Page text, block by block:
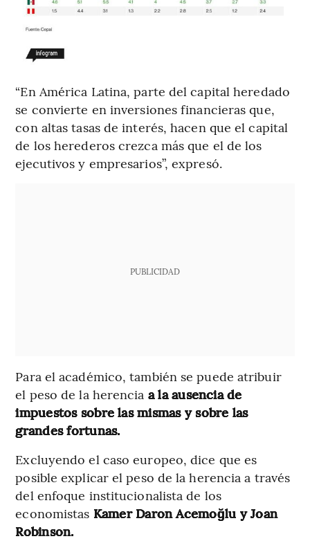
“En América Latina, parte del capital heredado
se convierte en inversiones financieras que,
con altas tasas de interés, hacen que el capital
de los herederos crezca más que el de los
ejecutivos y empresarios”, expresó.
PUBLICIDAD
Para el académico, también se puede atribuir
el peso de la herencia a la ausencia de
impuestos sobre las mismas y sobre las
grandes fortunas.
Excluyendo el caso europeo, dice que es
posible explicar el peso de la herencia a través
del enfoque institucionalista de los
economistas Kamer Daron Acemoğlu y Joan
Robinson.